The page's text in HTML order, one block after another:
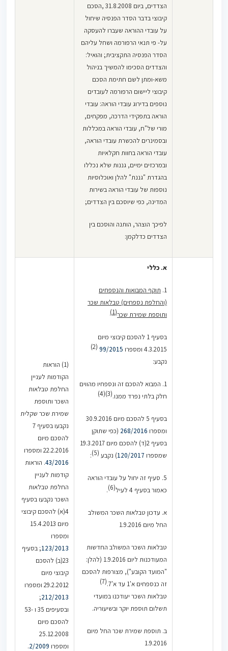
הצדדים, ביום 31.8.2008 ,הסכם
קיבוצי בדבר הסדר הפנסיה שיחול
על עובדי ההוראה שעברו להעסקה
על- פי תנאי הרפורמה ושחל עליהם
הסדר הפנסיה התקציבית; והואיל:
והצדדים הסכימו להמשיך בניהול
משא-ומתן לשם חתימת הסכם
קיבוצי ליישום הרפורמה לעובדים
נוספים בדירוג עובדי הוראה: עובדי
הוראה בתפקידי הדרכה, מפקחים,
מורי של"ח, עובדי הוראה במכללות
ובסמינרים להכשרת עובדי הוראה,
עובדי הוראה בחוות חקלאיות
ובמרכזים ימיים, גננות שלא נכללו
בהגדרת "גננת" להלן ואוכלוסיות
נוספות של עובדי הוראה בשירות
המדינה, כפי שיוסכם בין הצדדים;
לפיכך הוצהר, הותנה והוסכם בין
הצדדים כדלקמן:
א. כללי
1. תוקף המבואות והנספחים
(והחלפת נספחים) טבלאות שכר
ותוספת שמירת שכר(1)
בסעיף 1 להסכם קיבוצי מיום
4.3.2015 ומספרו
99/2015
(2)
נקבע:
1. המבוא להסכם זה ונספחיו מהווים
חלק בלתי נפרד ממנו.(3)(4)
בסעיף 5 להסכם מיום 30.9.2016
ומספרו 268/2016 (כפי שתוקן
בסעיף 2(ד) להסכם מיום 19.3.2017
שמספרו 120/2017) נקבע (5)
:
5. סעיף זה יחול על עובדי הוראה
כאמור בסעיף 4 לעיל
(6)
.
א. עדכון טבלאות השכר המשולב
החל מיום 1.9.2016
טבלאות השכר המשולב החדשות
המעודכנות ליום 1.9.2016 (להלן:
"המועד הקובע"), מצורפות להסכם
זה כנספחים א'1 עד א'7.
(7)
טבלאות השכר יעודכנו במועדי
תשלום תוספת יוקר ובשיעוריה.
ב. תוספת שמירת שכר החל מיום
1.9.2016
(1) הוראות
הקודמות לעניין
החלפת טבלאות
השכר ותוספת
שמירת שכר שקלית
נקבעו בסעיף 7
להסכם מיום
22.2.2016 ומספרו
43/2016. הוראות
קודמות לעניין
החלפת טבלאות
השכר נקבעו בסעיף
4(א) להסכם קיבוצי
מיום 15.4.2013
ומספרו
123/2013; בסעיף
23(ב) להסכם
קיבוצי מיום
29.2.2012 ומספרו
212/2013
;
ובסעיפים 35 ו -53
להסכם מיום
25.12.2008
ומספרו 2/2009
.